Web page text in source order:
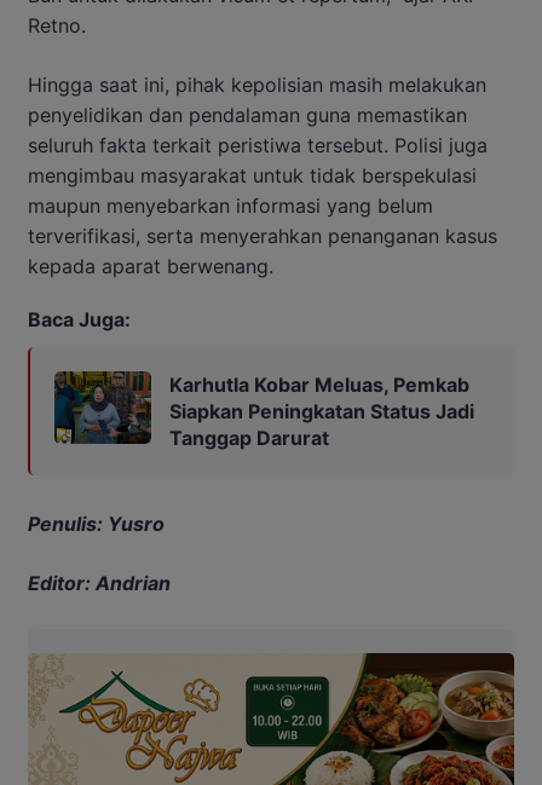
Retno.
Hingga saat ini, pihak kepolisian masih melakukan
penyelidikan dan pendalaman guna memastikan
seluruh fakta terkait peristiwa tersebut. Polisi juga
mengimbau masyarakat untuk tidak berspekulasi
maupun menyebarkan informasi yang belum
terverifikasi, serta menyerahkan penanganan kasus
kepada aparat berwenang.
Baca Juga:
Karhutla Kobar Meluas, Pemkab
Siapkan Peningkatan Status Jadi
Tanggap Darurat
Penulis: Yusro
Editor: Andrian